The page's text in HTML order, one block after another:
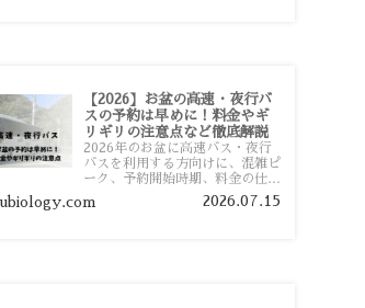
【2026】お盆の高速・夜行バ
スの予約は早めに！料金やギ
リギリの注意点など徹底解説
2026年のお盆に高速バス・夜行
バスを利用する方向けに、混雑ピ
ーク、予約開始時期、料金の仕組
み、キャンセル待ちのコツ、直前
予約の注意点まで詳しく解説しま
2026.07.15